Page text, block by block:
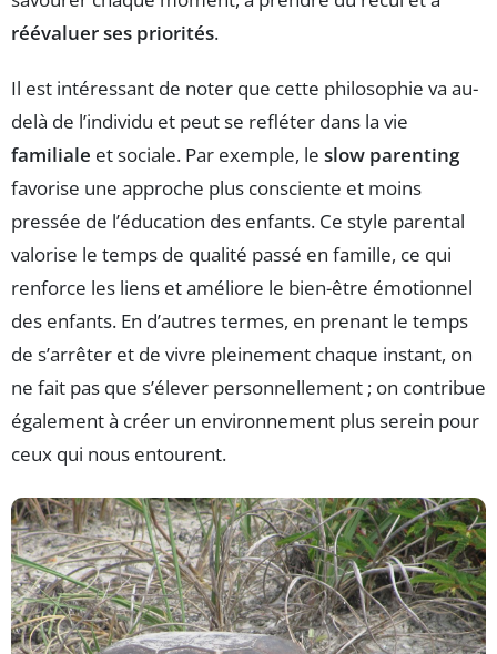
réévaluer ses priorités.
Il est intéressant de noter que cette philosophie va au-
delà de l’individu et peut se refléter dans la vie
familiale et sociale. Par exemple, le slow parenting
favorise une approche plus consciente et moins
pressée de l’éducation des enfants. Ce style parental
valorise le temps de qualité passé en famille, ce qui
renforce les liens et améliore le bien-être émotionnel
des enfants. En d’autres termes, en prenant le temps
de s’arrêter et de vivre pleinement chaque instant, on
ne fait pas que s’élever personnellement ; on contribue
également à créer un environnement plus serein pour
ceux qui nous entourent.